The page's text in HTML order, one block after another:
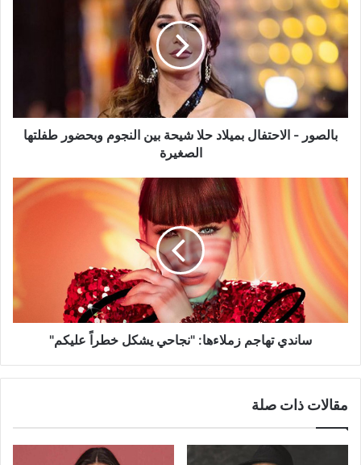
الاحتفال
بميلاد
حلا
شيحة
بين
النجوم
وبحضور
طفلتها
بالصور - الاحتفال بميلاد حلا شيحة بين النجوم وبحضور طفلتها
الصغيرة
ساندي
تهاجم
زملاءها:
"نجاحي
يشكل
عليكم"
ساندي تهاجم زملاءها: "نجاحي يشكل خطراً عليكم"
مقالات ذات صلة